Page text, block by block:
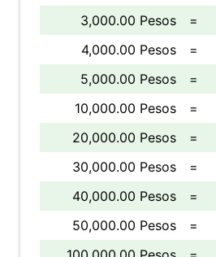
3,000.00 Pesos
=
4,000.00 Pesos
=
5,000.00 Pesos
=
10,000.00 Pesos
=
20,000.00 Pesos
=
30,000.00 Pesos
=
40,000.00 Pesos
=
50,000.00 Pesos
=